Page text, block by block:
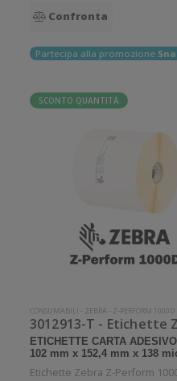
Confronta
Partecipa alla promozione
SCONTO QUANTITÀ
CONSUMABILI - ZEBRA - Z-PERFORM 1000D
ETICHETTE CARTA
102 mm x 152,4 mm x 138
Etichette Zebra Z-Perform